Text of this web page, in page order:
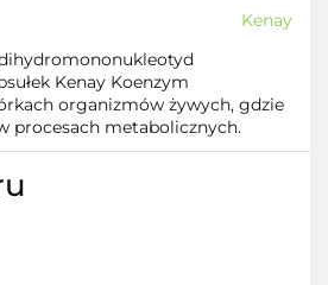
Kenay
Kenay Koenzym
organizmów żywych, gdzie
procesach metabolicznych.